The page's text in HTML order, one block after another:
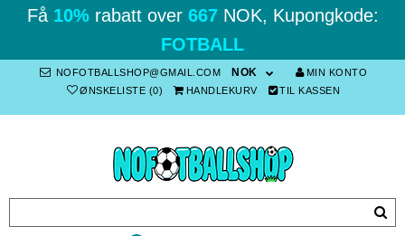
Få 10%rabatt over 667NOK, Kupongkode:
FOTBALL
NOFOTBALLSHOP@GMAIL.COM NOK
MIN KONTO
ØNSKELISTE (0)
HANDLEKURV TIL KASSEN